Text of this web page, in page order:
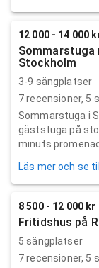
12 000 - 14 000
Sommarstuga
Stockholm
3-9 sängplatser
7recensioner, 5
Sommarstuga i
gäststuga på
minuts
Läs mer och se
8 500 - 12 000
Fritidshus på
5 sängplatser
7recensioner, 5